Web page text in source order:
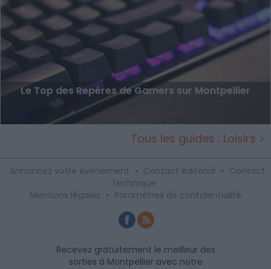
Le Top des Repères de Gamers sur Montpellier
Tous les guides : Loisirs >
Annoncez votre événement • Contact éditorial • Contact
technique
Mentions légales • Paramètres de confidentialité
Recevez gratuitement le meilleur des
sorties à Montpellier avec notre